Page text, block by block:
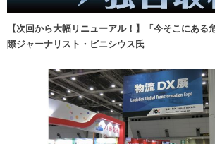
【次回から大幅リニューアル！】「今そこにあ
際ジャーナリスト・ビニシウス氏